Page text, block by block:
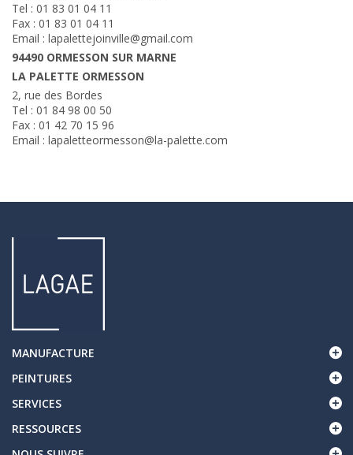
Tel : 01 83 01 04 11
Fax : 01 83 01 04 11
Email : lapalettejoinville@gmail.com
94490 ORMESSON SUR MARNE
LA PALETTE ORMESSON
2, rue des Bordes
Tel : 01 84 98 00 50
Fax : 01 42 70 15 96
Email : lapaletteormesson@la-palette.com
MANUFACTURE
PEINTURES
SERVICES
RESSOURCES